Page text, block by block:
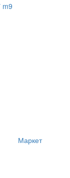
m9
Маркет